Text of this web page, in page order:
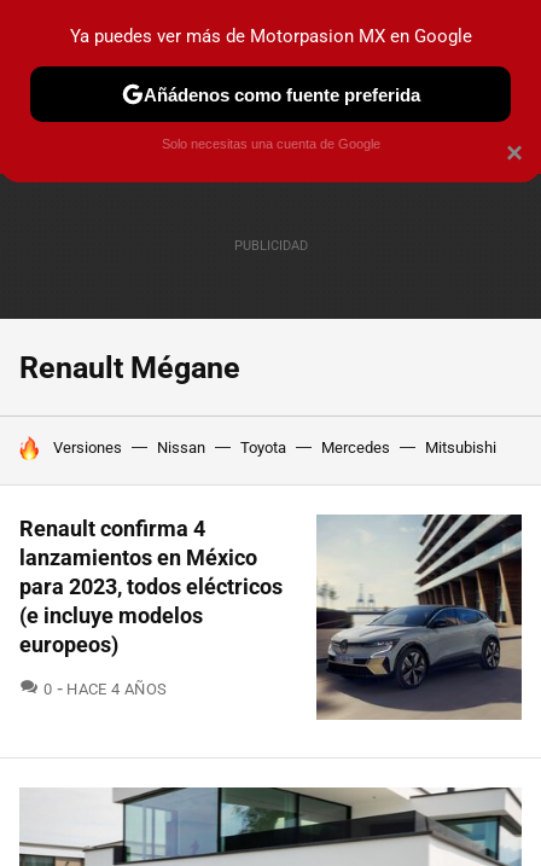
PRUEBAS INDUSTRIA HOY NO CIRCULA
Renault Mégane
HOY SE HABLA DE
Versiones Nissan Toyota Mercedes Mitsubishi
Renault confirma 4
lanzamientos en México
para 2023, todos eléctricos
(e incluye modelos
europeos)
0 COMENTARIOS
HACE 4 AÑOS
×
Ya puedes ver más de Motorpasion MX en Google
Añádenos como fuente preferida
Solo necesitas una cuenta de Google